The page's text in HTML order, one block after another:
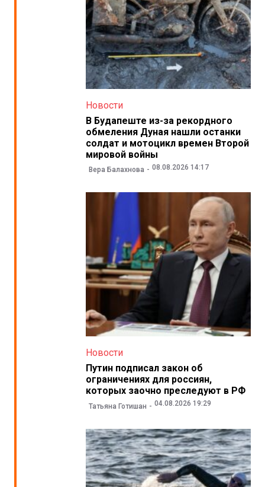
Новости
В Будапеште из-за рекордного
обмеления Дуная нашли останки
солдат и мотоцикл времен Второй
мировой войны
Вера Балахнова 08.08.2026 14:17
Новости
Путин подписал закон об
ограничениях для россиян,
которых заочно преследуют в РФ
Татьяна Готишан 04.08.2026 19:29